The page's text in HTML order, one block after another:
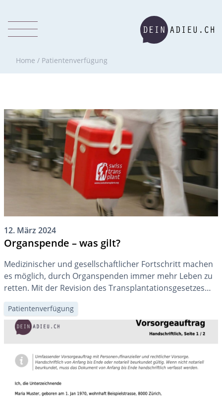
Home / Patientenverfügung
12. März 2024
Organspende – was gilt?
Medizinischer und gesellschaftlicher Fortschritt machen
es möglich, durch Organspenden immer mehr Leben zu
retten. Mit der Revision des Transplantationsgesetzes
wird in der Schweiz die sogenannte «erweiterte
Widerspruchslösung» eingeführt. Im folgenden Text
erklären wir Ihnen, was das für Sie bedeutet.
Patientenverfügung